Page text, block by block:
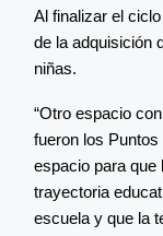
Al finalizar el
de la adquisición
niñas.
“Otro espacio
fueron los
espacio para que
trayectoria
escuela y que la